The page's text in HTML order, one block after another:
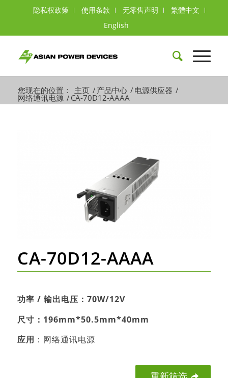
隐私权政策 使用条款 无零售声明
繁體中文
English
您现在的位置： 主页 / 产品中心 / 电源供应器 /
网络通讯电源 / CA-70D12-AAAA
CA-70D12-AAAA
功率 / 输出电压：70W/12V
尺寸：196mm*50.5mm*40mm
应用 ：网络通讯电源